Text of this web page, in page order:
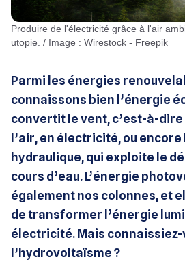
Produire de l'électricité grâce à l'air ambiant n'est plus une
utopie. / Image : Wirestock - Freepik
Parmi les énergies
connaissons bien l’énergie
convertit le vent, c’est-à-
l’air, en électricité, ou encore
hydraulique, qui exploite le
cours d’eau. L’énergie
également nos colonnes, et
de transformer l’énergie
électricité. Mais connaissiez-
l’hydrovoltaïsme ?